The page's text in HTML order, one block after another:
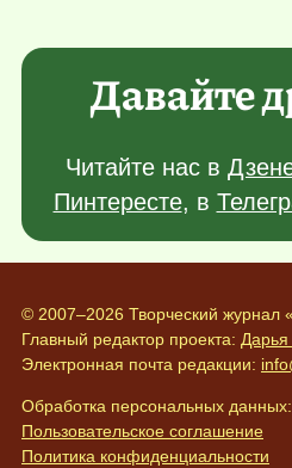
Давайте
Читайте нас в
Пинтересте, в
© 2007–2026 Творческий журнал
Главный редактор проекта:
Электронная почта редакции:
Обработка персональных данных:
Пользовательское соглашение
Политика конфиденциальности